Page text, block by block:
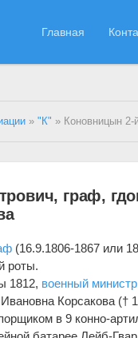
Главная
»"К" » Коновницын 2-
граф,
(16.9.1806-1867 или
роты.
1812, военный министр
Корсакова (†
в 9 конно-